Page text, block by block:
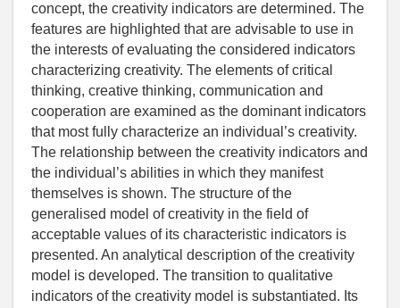
concept, the creativity indicators are determined. The
features are highlighted that are advisable to use in
the interests of evaluating the considered indicators
characterizing creativity. The elements of critical
thinking, creative thinking, communication and
cooperation are examined as the dominant indicators
that most fully characterize an individual’s creativity.
The relationship between the creativity indicators and
the individual’s abilities in which they manifest
themselves is shown. The structure of the
generalised model of creativity in the field of
acceptable values of its characteristic indicators is
presented. An analytical description of the creativity
model is developed. The transition to qualitative
indicators of the creativity model is substantiated. Its